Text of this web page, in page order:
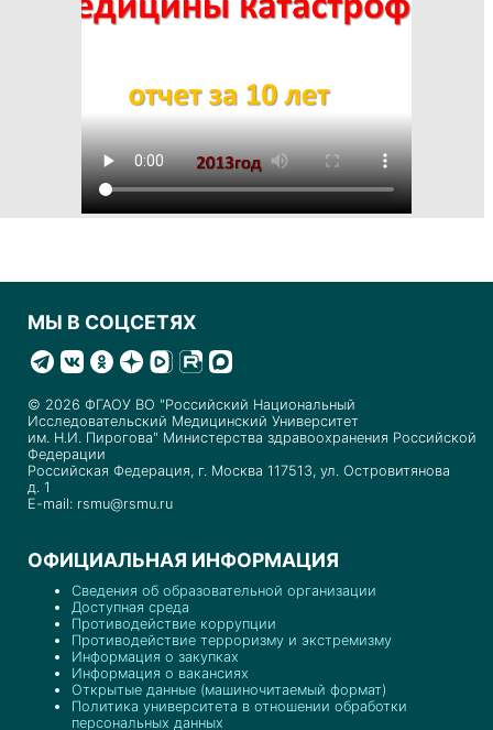
МЫ В СОЦСЕТЯХ
© 2026 ФГАОУ ВО "Российский Национальный
Исследовательский Медицинский Университет
им. Н.И. Пирогова" Министерства здравоохранения Российской
Федерации
Российская Федерация, г. Москва 117513, ул. Островитянова
д. 1
E-mail: rsmu@rsmu.ru
ОФИЦИАЛЬНАЯ ИНФОРМАЦИЯ
Сведения об образовательной организации
Доступная среда
Противодействие коррупции
Противодействие терроризму и экстремизму
Информация о закупках
Информация о вакансиях
Открытые данные (машиночитаемый формат)
Политика университета в отношении обработки
персональных данных